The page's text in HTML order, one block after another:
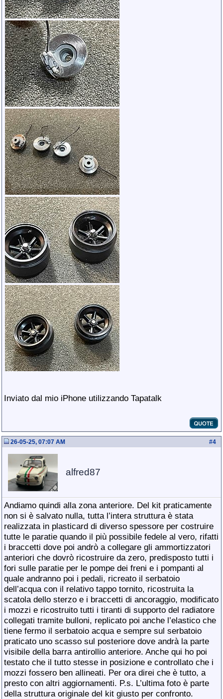
Inviato dal mio iPhone utilizzando Tapatalk
#4
26-05-25, 07:07 AM
alfred87
Andiamo quindi alla zona anteriore. Del kit praticamente
non si è salvato nulla, tutta l’intera struttura è stata
realizzata in plasticard di diverso spessore per costruire
tutte le paratie quando il più possibile fedele al vero, rifatti
i braccetti dove poi andrò a collegare gli ammortizzatori
anteriori che dovrò ricostruire da zero, predisposto tutti i
fori sulle paratie per le pompe dei freni e i pompanti al
quale andranno poi i pedali, ricreato il serbatoio
dell’acqua con il relativo tappo tornito, ricostruita la
scatola dello sterzo e i braccetti di ancoraggio, modificato
i mozzi e ricostruito tutti i tiranti di supporto del radiatore
collegati tramite bulloni, replicato poi anche l’elastico che
tiene fermo il serbatoio acqua e sempre sul serbatoio
praticato uno scasso sul posteriore dove andrà la parte
visibile della barra antirollio anteriore. Anche qui ho poi
testato che il tutto stesse in posizione e controllato che i
mozzi fossero ben allineati. Per ora direi che è tutto, a
presto con altri aggiornamenti. P.s. L’ultima foto è parte
della struttura originale del kit giusto per confronto.